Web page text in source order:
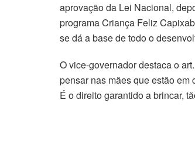
aprovação da Lei Nacional,
programa Criança Feliz
se dá a base de todo o
O vice-governador destaca o
pensar nas mães que estão em
É o direito garantido a brincar,